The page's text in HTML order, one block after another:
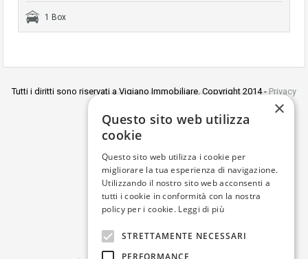
1 Box
Tutti i diritti sono riservati a Vigiano Immobiliare. Copyright 2014 -Privacy
Agenzia Immobiliare Vigiano
Viale C. Colombo, 41 -
71121 Foggia
Tel/fax 0881688355
Cell. 3204666920 - 3922605402
P. IVA 01681530711
×
Questo sito web utilizza
cookie
Questo sito web utilizza i cookie per
migliorare la tua esperienza di navigazione.
Utilizzando il nostro sito web acconsenti a
tutti i cookie in conformità con la nostra
policy per i cookie. Leggi di più
STRETTAMENTE NECESSARI
PERFORMANCE